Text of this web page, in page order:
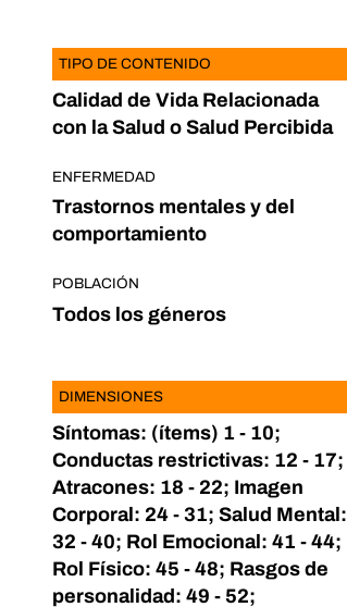
TIPO DE CONTENIDO
Calidad de Vida Relacionada
con la Salud o Salud Percibida
ENFERMEDAD
Trastornos mentales y del
comportamiento
POBLACIÓN
Todos los géneros
DIMENSIONES
Síntomas: (ítems) 1 - 10;
Conductas restrictivas: 12 - 17;
Atracones: 18 - 22; Imagen
Corporal: 24 - 31; Salud Mental:
32 - 40; Rol Emocional: 41 - 44;
Rol Físico: 45 - 48; Rasgos de
personalidad: 49 - 52;